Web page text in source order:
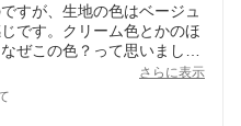
すが、生地の色はベージュ
です。クリーム色とかのほ
ぜこの色？って思いまし
さらに表示